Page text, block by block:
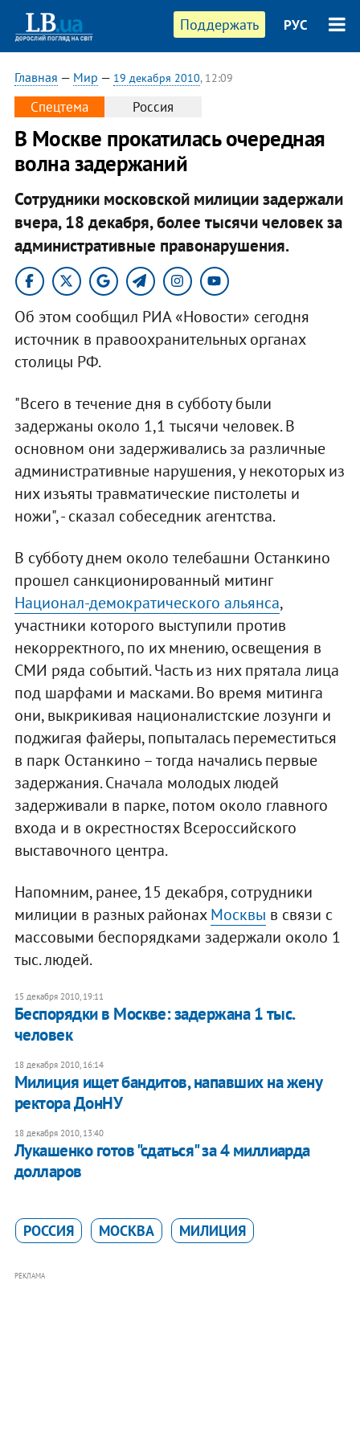
Поддержать РУС
Главная — Мир — 19 декабря 2010, 12:09
Спецтема Россия
В Москве прокатилась очередная
волна задержаний
Сотрудники московской милиции задержали
вчера, 18 декабря, более тысячи человек за
административные правонарушения.
Об этом сообщил РИА «Новости» сегодня
источник в правоохранительных органах
столицы РФ.
"Всего в течение дня в субботу были
задержаны около 1,1 тысячи человек. В
основном они задерживались за различные
административные нарушения, у некоторых из
них изъяты травматические пистолеты и
ножи", - сказал собеседник агентства.
В субботу днем около телебашни Останкино
прошел санкционированный митинг
Национал-демократического альянса,
участники которого выступили против
некорректного, по их мнению, освещения в
СМИ ряда событий. Часть из них прятала лица
под шарфами и масками. Во время митинга
они, выкрикивая националистские лозунги и
поджигая файеры, попыталась переместиться
в парк Останкино – тогда начались первые
задержания. Сначала молодых людей
задерживали в парке, потом около главного
входа и в окрестностях Всероссийского
выставочного центра.
Напомним, ранее, 15 декабря, сотрудники
милиции в разных районахМосквы в связи с
массовыми беспорядками задержали около 1
тыс. людей.
15 декабря 2010, 19:11
Беспорядки в Москве: задержана 1 тыс.
человек
18 декабря 2010, 16:14
Милиция ищет бандитов, напавших на жену
ректора ДонНУ
18 декабря 2010, 13:40
Лукашенко готов "сдаться" за 4 миллиарда
долларов
РОССИЯ МОСКВА МИЛИЦИЯ
РЕКЛАМА